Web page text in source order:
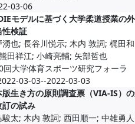
03-06
モデルに基づく大学柔道授業の
性検証
湧也; 長谷川悦示; 木内 敦詞; 梶田和
田祥江; 小崎亮輔; 矢部哲也
回大学体育スポーツ研究フォーラ
03-03--2022-03-03
版生き方の原則調査票（VIA-IS）
訂の試み
駿太; 木内 敦詞; 西田順一; 中雄勇人